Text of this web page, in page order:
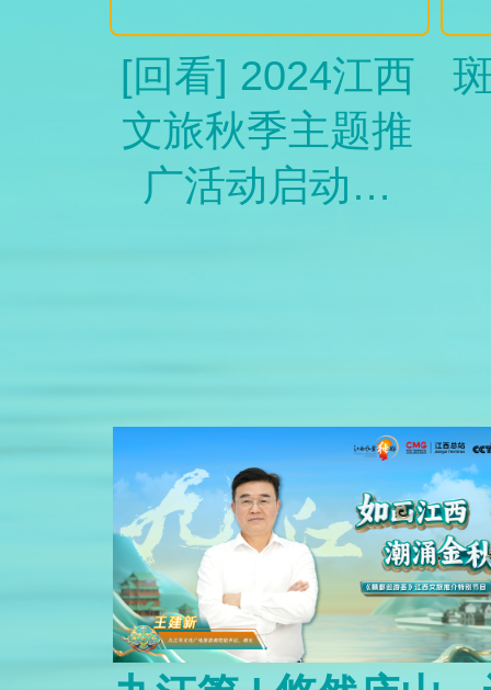
[回看] 2024江西
文旅秋季主题推
广活动启动仪